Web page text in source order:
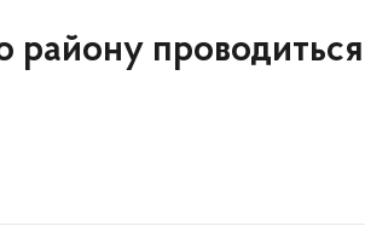
району проводиться